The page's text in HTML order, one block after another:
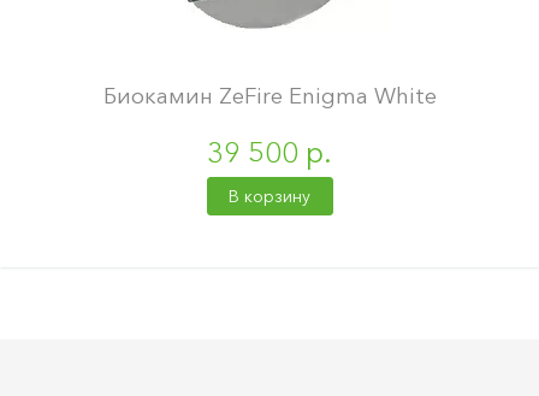
Биокамин ZeFire Enigma White
39 500 р.
В корзину